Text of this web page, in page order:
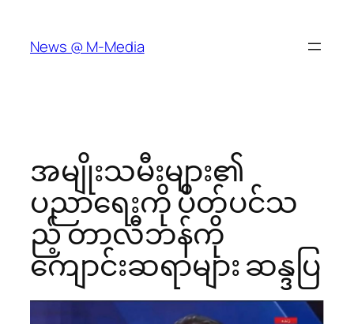
content
News @ M-Media
အမျိုးသမီးများ၏
ပညာရေးကို ပိတ်ပင်သ
ည့် တာလီဘန်ကို
ကျောင်းဆရာများ ဆန္ဒပြ